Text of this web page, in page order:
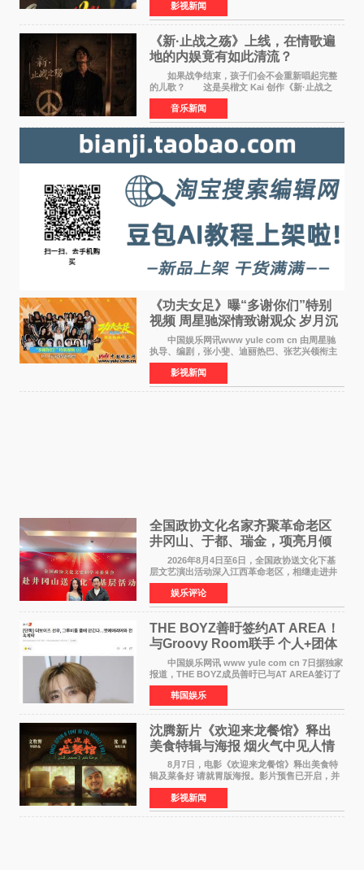
导演董润年、总制片人应萝佳出席现场，与一众
业内、学界专家
影视新闻
《新·止战之殇》上线，在情歌遍
地的内娱竟有如此清流？
如果战争结束，孩子们会不会重新唱起完整
的儿歌？ 这是吴楷文 Kai 创作《新·止战之
殇》时最初的想法。 从伊朗相关冲突引发的
地区局势，到世界各地仍在发生的动荡与不安，
战争从来不只
音乐新闻
《功夫女足》曝“多谢你们”特别
视频 周星驰深情致谢观众 岁月沉
淀不灭初心
中国娱乐网讯www yule com cn 由周星驰
执导、编剧，张小斐、迪丽热巴、张艺兴领衔主
演，刘嘉玲、佐藤健特别出演，艾米、雪野、蔡
思贝、胡予安、倪好特别介绍的喜剧电影《功夫
女足》释出多谢你
影视新闻
全国政协文化名家齐聚革命老区
井冈山、于都、瑞金，项亮月倾
情献唱《桃花谣》致敬红色沃土
2026年8月4日至6日，全国政协送文化下基
层文艺演出活动深入江西革命老区，相继走进井
冈山、于都长征出发地、瑞金三地。由全国政协
文化文史和学习委员会副主任、甘肃省政协原主
席欧阳坚率团，一
娱乐评论
THE BOYZ善旴签约AT AREA！
与Groovy Room联手 个人+团体
活动并行
中国娱乐网讯 www yule com cn 7日据独家
报道，THE BOYZ成员善旴已与AT AREA签订了
专属合约。AT AREA是由知名制作人组合
Groovy Room创立的hip-hop厂牌，旗下拥有多
位实力派音乐人，在韩
韩国娱乐
沈腾新片《欢迎来龙餐馆》释出
美食特辑与海报 烟火气中见人情
温暖
8月7日，电影《欢迎来龙餐馆》释出美食特
辑及菜备好 请就胃版海报。影片预售已开启，并
将于8月8日至10日14:00-21:00举行全国超前点
映。电影《欢迎来龙餐馆》作为战争美食喜剧大
片，讲述了中国
影视新闻